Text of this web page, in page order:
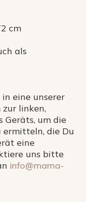
cm
als
eine unserer
zur linken,
Geräts, um die
ermitteln, die Du
eine
uns bitte
info@mama-